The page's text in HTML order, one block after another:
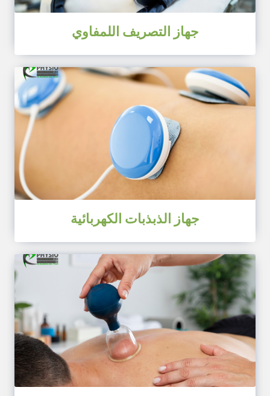
جهاز التصريف اللمفاوي
جهاز الذبذبات الكهربائية